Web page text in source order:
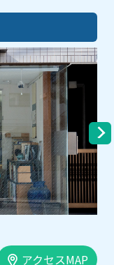
アクセスMAP